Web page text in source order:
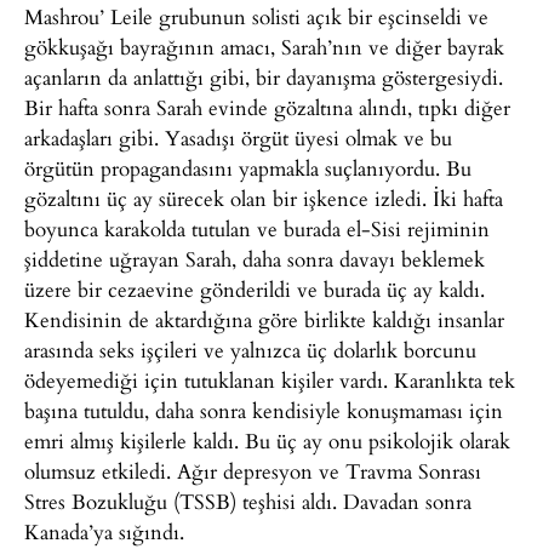
Mashrou’ Leile grubunun solisti açık bir eşcinseldi ve
gökkuşağı bayrağının amacı, Sarah’nın ve diğer bayrak
açanların da anlattığı gibi, bir dayanışma göstergesiydi.
Bir hafta sonra Sarah evinde gözaltına alındı, tıpkı diğer
arkadaşları gibi. Yasadışı örgüt üyesi olmak ve bu
örgütün propagandasını yapmakla suçlanıyordu. Bu
gözaltını üç ay sürecek olan bir işkence izledi. İki hafta
boyunca karakolda tutulan ve burada el-Sisi rejiminin
şiddetine uğrayan Sarah, daha sonra davayı beklemek
üzere bir cezaevine gönderildi ve burada üç ay kaldı.
Kendisinin de aktardığına göre birlikte kaldığı insanlar
arasında seks işçileri ve yalnızca üç dolarlık borcunu
ödeyemediği için tutuklanan kişiler vardı. Karanlıkta tek
başına tutuldu, daha sonra kendisiyle konuşmaması için
emri almış kişilerle kaldı. Bu üç ay onu psikolojik olarak
olumsuz etkiledi. Ağır depresyon ve Travma Sonrası
Stres Bozukluğu (TSSB) teşhisi aldı. Davadan sonra
Kanada’ya sığındı.